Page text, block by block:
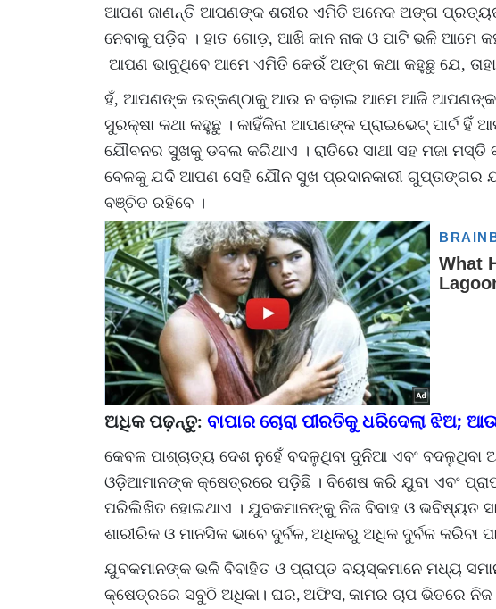
ଆପଣ ଜାଣନ୍ତି ଆପଣଙ୍କ ଶରୀର ଏମିତି ଅନେକ ଅଙ୍ଗ
ନେବାକୁ ପଡ଼ିବ । ହାତ ଗୋଡ଼, ଆଖି କାନ ନାକ ଓ ପାଟି ଭଳି ଆମେ
ଆପଣ ଭାବୁଥିବେ ଆମେ ଏମିତି କେଉଁ ଅଙ୍ଗ କଥା କହୁଛୁ ଯେ,
ହଁ, ଆପଣଙ୍କ ଉତ୍କଣ୍ଠାକୁ ଆଉ ନ ବଢ଼ାଇ ଆମେ ଆଜି ଆପଣଙ୍କ
ସୁରକ୍ଷା କଥା କହୁଛୁ । କାହିଁକିନା ଆପଣଙ୍କ ପ୍ରାଇଭେଟ୍ ପାର୍ଟ
ଯୌବନର ସୁଖକୁ ଡବଲ କରିଥାଏ । ରାତିରେ ସାଥୀ ସହ ମଜା
ବେଳକୁ ଯଦି ଆପଣ ସେହି ଯୌନ ସୁଖ ପ୍ରଦାନକାରୀ ଗୁପ୍ତାଙ୍ଗର
ବଞ୍ଚିତ ରହିବେ ।
ଅଧିକ ପଢ଼ନ୍ତୁ: ବାପାର ଚୋରା ପୀରତିକୁ ଧରିଦେଲା ଝିଅ;
କେବଳ ପାଶ୍ଚାତ୍ୟ ଦେଶ ନୁହେଁ ବଦଳୁଥିବା ଦୁନିଆ ଏବଂ ବଦଳୁଥିବା
ଓଡ଼ିଆମାନଙ୍କ କ୍ଷେତ୍ରରେ ପଡ଼ିଛି । ବିଶେଷ କରି ଯୁବା ଏବଂ
ପରିଲିଖିତ ହୋଇଥାଏ । ଯୁବକମାନଙ୍କୁ ନିଜ ବିବାହ ଓ ଭବିଷ୍ୟତ
ଶାରୀରିକ ଓ ମାନସିକ ଭାବେ ଦୁର୍ବଳ, ଅଧିକରୁ ଅଧିକ ଦୁର୍ବଳ କରିବା
ଯୁବକମାନଙ୍କ ଭଳି ବିବାହିତ ଓ ପ୍ରାପ୍ତ ବୟସ୍କମାନେ ମଧ୍ୟ
କ୍ଷେତ୍ରରେ ସବୁଠି ଅଧିକା। ଘର, ଅଫିସ, କାମର ଚାପ ଭିତରେ